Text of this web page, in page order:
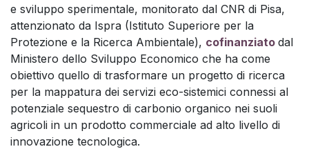
e sviluppo sperimentale, monitorato dal CNR di Pisa,
attenzionato da Ispra (Istituto Superiore per la
Protezione e la Ricerca Ambientale), cofinanziato dal
Ministero dello Sviluppo Economico che ha come
obiettivo quello di trasformare un progetto di ricerca
per la mappatura dei servizi eco-sistemici connessi al
potenziale sequestro di carbonio organico nei suoli
agricoli in un prodotto commerciale ad alto livello di
innovazione tecnologica.